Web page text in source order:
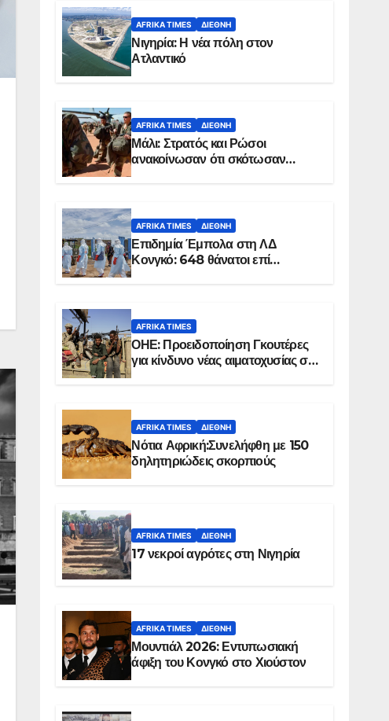
AFRIKA TIMES ΔΙΕΘΝΉ
Νιγηρία: Η νέα πόλη στον
Ατλαντικό
AFRIKA TIMES ΔΙΕΘΝΉ
Μάλι: Στρατός και Ρώσοι
ανακοίνωσαν ότι σκότωσαν
AFRIKA TIMES ΔΙΕΘΝΉ
Επιδημία Έμπολα στη ΛΔ
Κονγκό: 648 θάνατοι επί
AFRIKA TIMES
ΟΗΕ: Προειδοποίηση Γκουτέρες
για κίνδυνο νέας αιματοχυσίας στο
AFRIKA TIMES ΔΙΕΘΝΉ
Νότια Αφρική:Συνελήφθη με 150
δηλητηριώδεις σκορπιούς
AFRIKA TIMES ΔΙΕΘΝΉ
17 νεκροί αγρότες στη Νιγηρία
AFRIKA TIMES ΔΙΕΘΝΉ
Μουντιάλ 2026: Εντυπωσιακή
άφιξη του Κονγκό στο Χιούστον